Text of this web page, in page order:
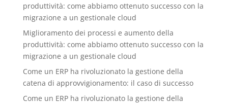
produttività: come abbiamo ottenuto successo con la
migrazione a un gestionale cloud
Miglioramento dei processi e aumento della
produttività: come abbiamo ottenuto successo con la
migrazione a un gestionale cloud
Come un ERP ha rivoluzionato la gestione della
catena di approvvigionamento: il caso di successo
Come un ERP ha rivoluzionato la gestione della